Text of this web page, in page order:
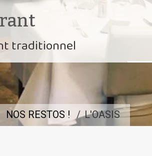
traditionnel
NOS RESTOS ! L'OASIS